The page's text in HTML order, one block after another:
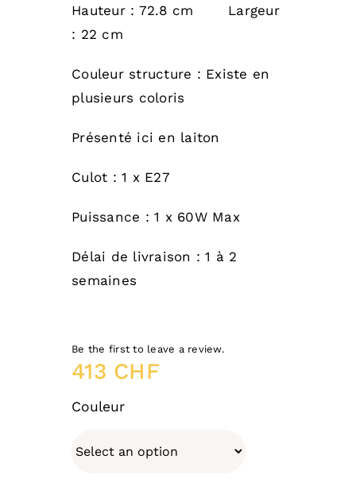
Hauteur : 72.8 cm Largeur
: 22 cm
Couleur structure : Existe en
plusieurs coloris
Présenté ici en laiton
Culot : 1 x E27
Puissance : 1 x 60W Max
Délai de livraison : 1 à 2
semaines
Be the first to leave a review.
413 CHF
Couleur